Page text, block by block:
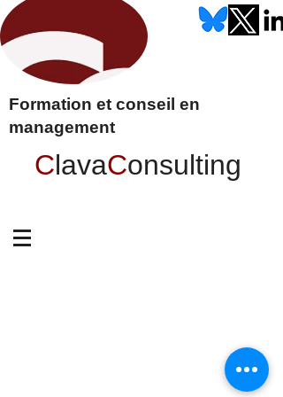
Formation et conseil en
management
ClavaConsulting